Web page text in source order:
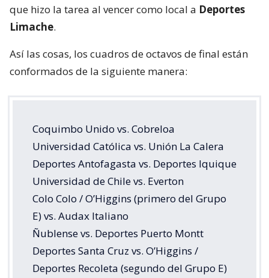
que hizo la tarea al vencer como local a Deportes
Limache.
Así las cosas, los cuadros de octavos de final están
conformados de la siguiente manera:
Coquimbo Unido vs. Cobreloa
Universidad Católica vs. Unión La Calera
Deportes Antofagasta vs. Deportes Iquique
Universidad de Chile vs. Everton
Colo Colo / O’Higgins (primero del Grupo
E) vs. Audax Italiano
Ñublense vs. Deportes Puerto Montt
Deportes Santa Cruz vs. O’Higgins /
Deportes Recoleta (segundo del Grupo E)